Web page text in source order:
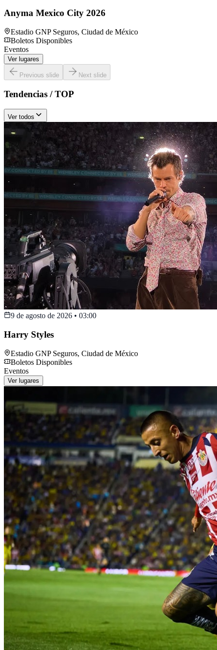
Anyma Mexico City 2026
Estadio GNP Seguros, Ciudad de México
Boletos Disponibles
Eventos
Ver lugares
Previous slide Next slide
Tendencias / TOP
Ver todos
9 de agosto de 2026 • 03:00
Harry Styles
Estadio GNP Seguros, Ciudad de México
Boletos Disponibles
Eventos
Ver lugares